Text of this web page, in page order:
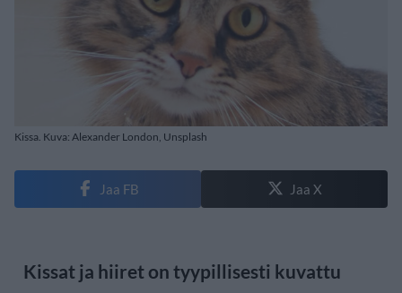
Kissa. Kuva: Alexander London, Unsplash
Jaa FB Jaa X
Kissat ja hiiret on tyypillisesti kuvattu